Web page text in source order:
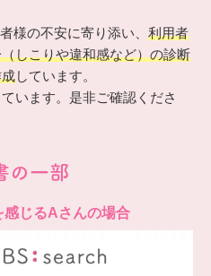
様の不安に寄り添い、 利用者
しこりや違和感など）の診断
しています。
います。是非ご確認くださ
の一部
感じるAさんの場合